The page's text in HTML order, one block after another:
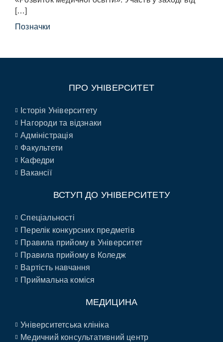
[…]
Позначки
ПРО УНІВЕРСИТЕТ
Історія Університету
Нагороди та відзнаки
Адміністрація
Факультети
Кафедри
Вакансії
ВСТУП ДО УНІВЕРСИТЕТУ
Спеціальності
Перелік конкурсних предметів
Правила прийому в Університет
Правила прийому в Коледж
Вартість навчання
Приймальна коміся
МЕДИЦИНА
Університетська клініка
Медичний консультативний центр